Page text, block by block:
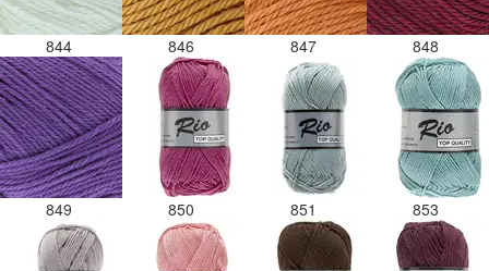
844 846 847 848
849 850 851 853